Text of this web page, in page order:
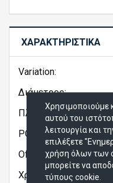
ΧΑΡΑΚΤΗΡΙΣΤΙΚΆ
Variation:
Διάμετρος:
Πλάτος:
PCD:
Offset:
Χρώμα:
Χρησιμοποιούμε
αυτού του
λειτουργία και
επιλέξετε
χρήση όλων των
μπορείτε να
τύπους cookie.